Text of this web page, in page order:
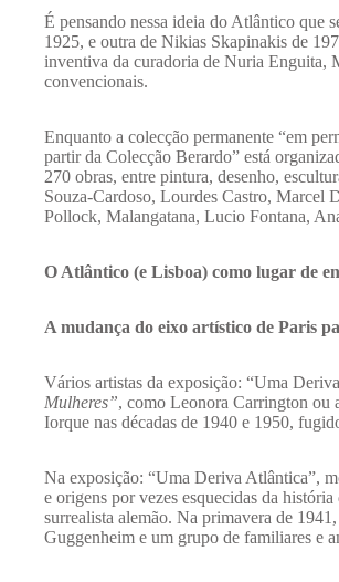
É pensando nessa ideia do Atlântico que
1925, e outra de Nikias Skapinakis de
inventiva da curadoria de Nuria Enguita,
convencionais.
Enquanto a colecção permanente “em
partir da Colecção Berardo” está
270 obras, entre pintura, desenho,
Souza-Cardoso, Lourdes Castro, Marcel
Pollock, Malangatana, Lucio Fontana,
O Atlântico (e Lisboa) como lugar de
A mudança do eixo artístico de Paris
Vários artistas da exposição: “Uma
Mulheres”, como Leonora Carrington ou
Iorque nas décadas de 1940 e 1950,
Na exposição: “Uma Deriva Atlântica”,
e origens por vezes esquecidas da
surrealista alemão. Na primavera de
Guggenheim e um grupo de familiares e